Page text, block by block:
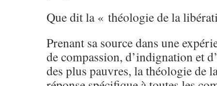
Que dit la « théologie de la
Prenant sa source dans une
de compassion, d’indignation et
des plus pauvres, la théologie de